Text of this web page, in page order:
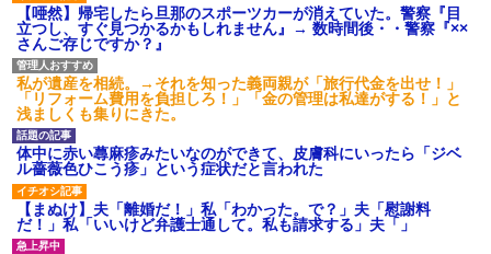
【悲報】佐藤輝明・・・２軍
でも盛大にやらかす←あまり悲
しませないでくれ
【唖然】帰宅したら旦那のスポーツカーが消えていた。警察『目
立つし、すぐ見つかるかもしれません』→ 数時間後・・警察『××
さんご存じですか？』
私が遺産を相続。→それを知った義両親が「旅行代金を出せ！」
「リフォーム費用を負担しろ！」「金の管理は私達がする！」と
浅ましくも集りにきた。
体中に赤い蕁麻疹みたいなのができて、皮膚科にいったら「ジベ
ル薔薇色ひこう疹」という症状だと言われた
【まぬけ】夫「離婚だ！」私「わかった。で？」夫「慰謝料
だ！」私「いいけど弁護士通して。私も請求する」夫「」